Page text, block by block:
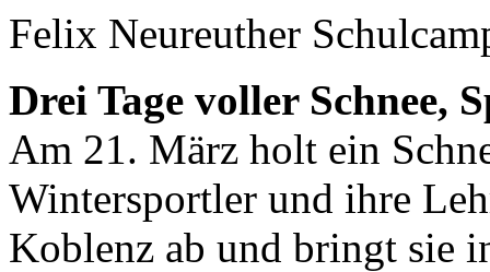
Felix Neureuther
Drei Tage voller Schnee,
Am 21. März holt ein
Wintersportler und ihre
Koblenz ab und bringt sie